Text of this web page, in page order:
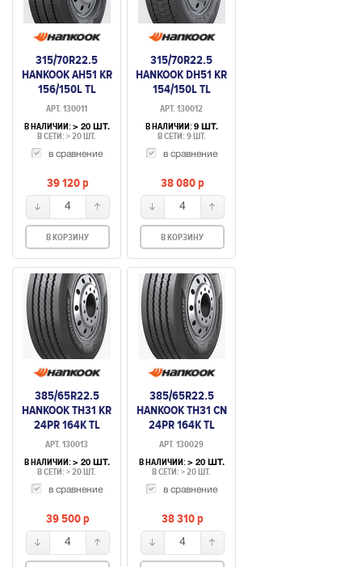
315/70R22.5
HANKOOK AH51 KR
156/150L TL
РУЛЕВАЯ
АРТ. 130011
В НАЛИЧИИ: > 20 ШТ.
В СЕТИ: > 20 ШТ.
в сравнение
39 120p
4
В КОРЗИНУ
315/70R22.5
HANKOOK DH51 KR
154/150L TL
ВЕДУЩАЯ
АРТ. 130012
В НАЛИЧИИ: 9 ШТ.
В СЕТИ: 9 ШТ.
в сравнение
38 080p
4
В КОРЗИНУ
385/65R22.5
HANKOOK TH31 KR
24PR 164K TL
ПРИЦЕПНАЯ УСИЛ
АРТ. 130013
В НАЛИЧИИ: > 20 ШТ.
В СЕТИ: > 20 ШТ.
в сравнение
39 500p
4
385/65R22.5
HANKOOK TH31 CN
24PR 164K TL
ПРИЦЕПНАЯ УСИЛ
АРТ. 130029
В НАЛИЧИИ: > 20 ШТ.
В СЕТИ: > 20 ШТ.
в сравнение
38 310p
4